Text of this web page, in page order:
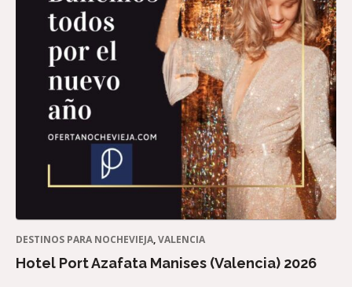
DESTINOS PARA NOCHEVIEJA,VALENCIA
Hotel Port Azafata Manises (Valencia) 2026